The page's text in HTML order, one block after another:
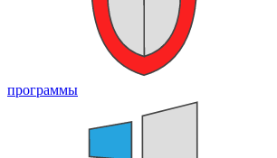
программы